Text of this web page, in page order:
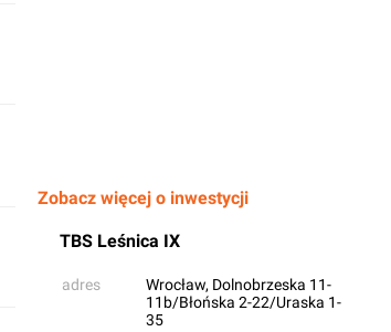
Zobacz więcej o inwestycji
TBS Leśnica IX
adres Wrocław, Dolnobrzeska 11-
11b/Błońska 2-22/Uraska 1-
35